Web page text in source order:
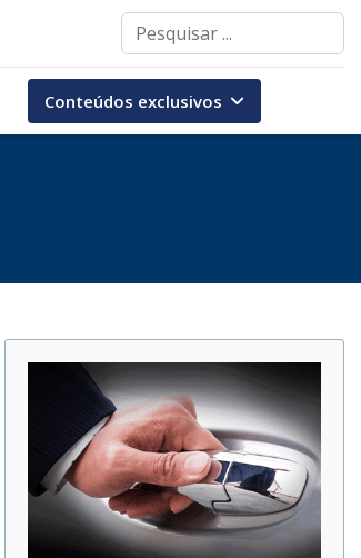
Pesquisar
Conteúdos exclusivos